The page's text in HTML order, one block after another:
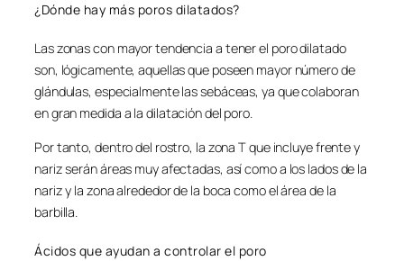
¿Dónde hay más poros dilatados?
Las zonas con mayor tendencia a tener el poro dilatado
son, lógicamente, aquellas que poseen mayor número de
glándulas, especialmente las sebáceas, ya que colaboran
en gran medida a la dilatación del poro.
Por tanto, dentro del rostro, la zona T que incluye frente y
nariz serán áreas muy afectadas, así como a los lados de la
nariz y la zona alrededor de la boca como el área de la
barbilla.
Ácidos que ayudan a controlar el poro